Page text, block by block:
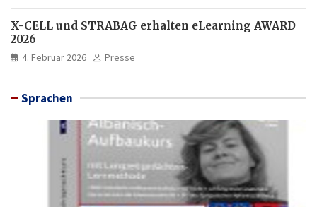
X-CELL und STRABAG erhalten eLearning AWARD
2026
4. Februar 2026 Presse
Sprachen